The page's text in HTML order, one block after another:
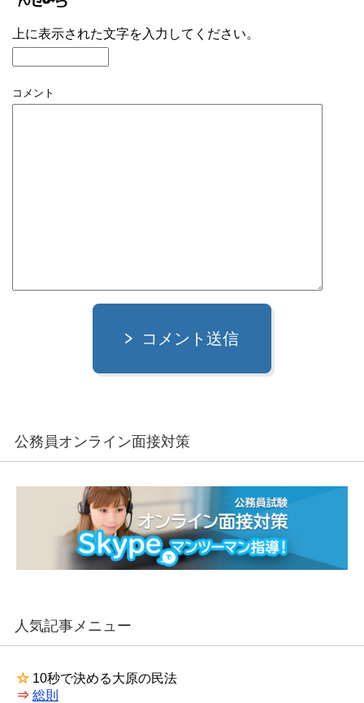
上に表示された文字を入力してください。
コメント
コメント送信
公務員オンライン面接対策
人気記事メニュー
☆ 10秒で決める大原の民法
⇒ 総則